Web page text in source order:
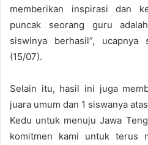
memberikan inspirasi dan
puncak seorang guru
siswinya berhasil”, ucapnya
(15/07).
Selain itu, hasil ini juga
juara umum dan 1 siswanya
Kedu untuk menuju Jawa
komitmen kami untuk terus